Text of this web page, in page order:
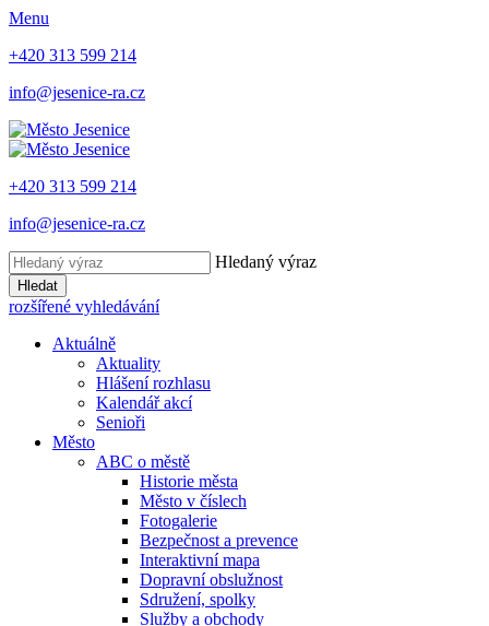
Menu
+420 313 599 214
info@jesenice-ra.cz
+420 313 599 214
info@jesenice-ra.cz
Hledaný výraz
Hledat
rozšířené vyhledávání
Aktuálně
Aktuality
Hlášení rozhlasu
Kalendář akcí
Senioři
Město
ABC o městě
Historie města
Město v číslech
Fotogalerie
Bezpečnost a prevence
Interaktivní mapa
Dopravní obslužnost
Sdružení, spolky
Služby a obchody